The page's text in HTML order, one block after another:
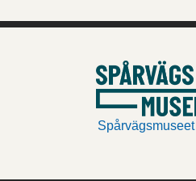
Spårvägsmuseet